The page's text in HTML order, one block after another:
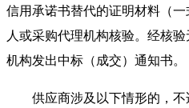
信用承诺书替代的证明材料（
人或采购代理机构核验。经核
机构发出中标（成交）通知书。
供应商涉及以下情形的，不